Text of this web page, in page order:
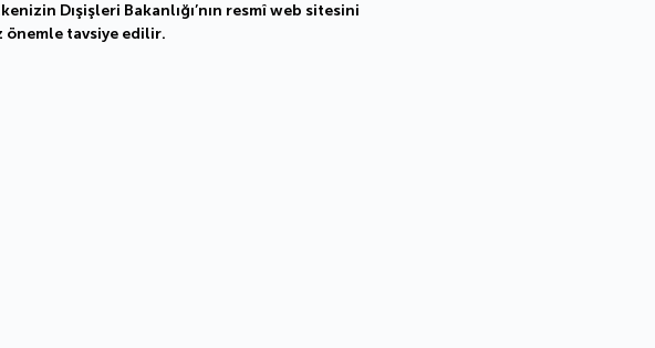
Dışişleri Bakanlığı’nın resmî web sitesini
önemle tavsiye edilir.